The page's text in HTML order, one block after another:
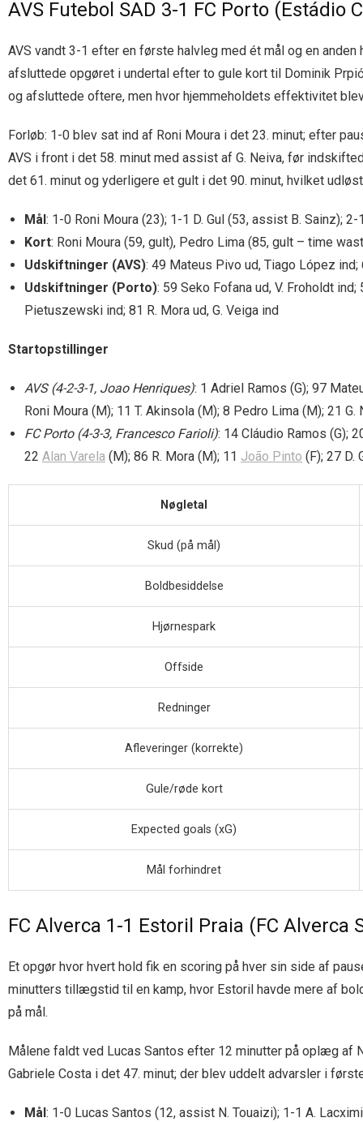
AVS Futebol SAD 3-1 FC Porto (Estádio
AVS vandt 3-1 efter en første halvleg med ét mål og en
afsluttede opgøret i undertal efter to gule kort til Dominik
og afsluttede oftere, men hvor hjemmeholdets effektivitet
Forløb: 1-0 blev sat ind af Roni Moura i det 23. minut; efter
AVS i front i det 58. minut med assist af G. Neiva, før
det 61. minut og yderligere et gult i det 90. minut, hvilket
Mål : 1-0 Roni Moura (23); 1-1 D. Gul (53, assist B. Sainz);
Kort: Roni Moura (59, gult), Pedro Lima (85, gult – time
Udskiftninger (AVS): 49 Mateus Pivo ud, Tiago López ind;
Udskiftninger (Porto): 59 Seko Fofana ud, V. Froholdt
Pietuszewski ind; 81 R. Mora ud, G. Veiga ind
Startopstillinger
AVS (4-2-3-1, Joao Henriques): 1 Adriel Ramos (G); 97
Roni Moura (M); 11 T. Akinsola (M); 8 Pedro Lima (M); 21 G.
FC Porto (4-3-3, Francesco Farioli): 14 Cláudio Ramos (G);
22 Alan Varela (M); 86 R. Mora (M); 11 João Pinto (F); 27 D.
Nøgletal
Skud (på mål)
Boldbesiddelse
Hjørnespark
Offside
Redninger
Afleveringer (korrekte)
Gule/røde kort
Expected goals (xG)
Mål forhindret
FC Alverca 1-1 Estoril Praia (FC
Et opgør hvor hvert hold fik en scoring på hver sin side af
minutters tillægstid til en kamp, hvor Estoril havde mere af
på mål.
Målene faldt ved Lucas Santos efter 12 minutter på oplæg af
Gabriele Costa i det 47. minut; der blev uddelt advarsler i
Mål : 1-0 Lucas Santos (12, assist N. Touaizi); 1-1 A.